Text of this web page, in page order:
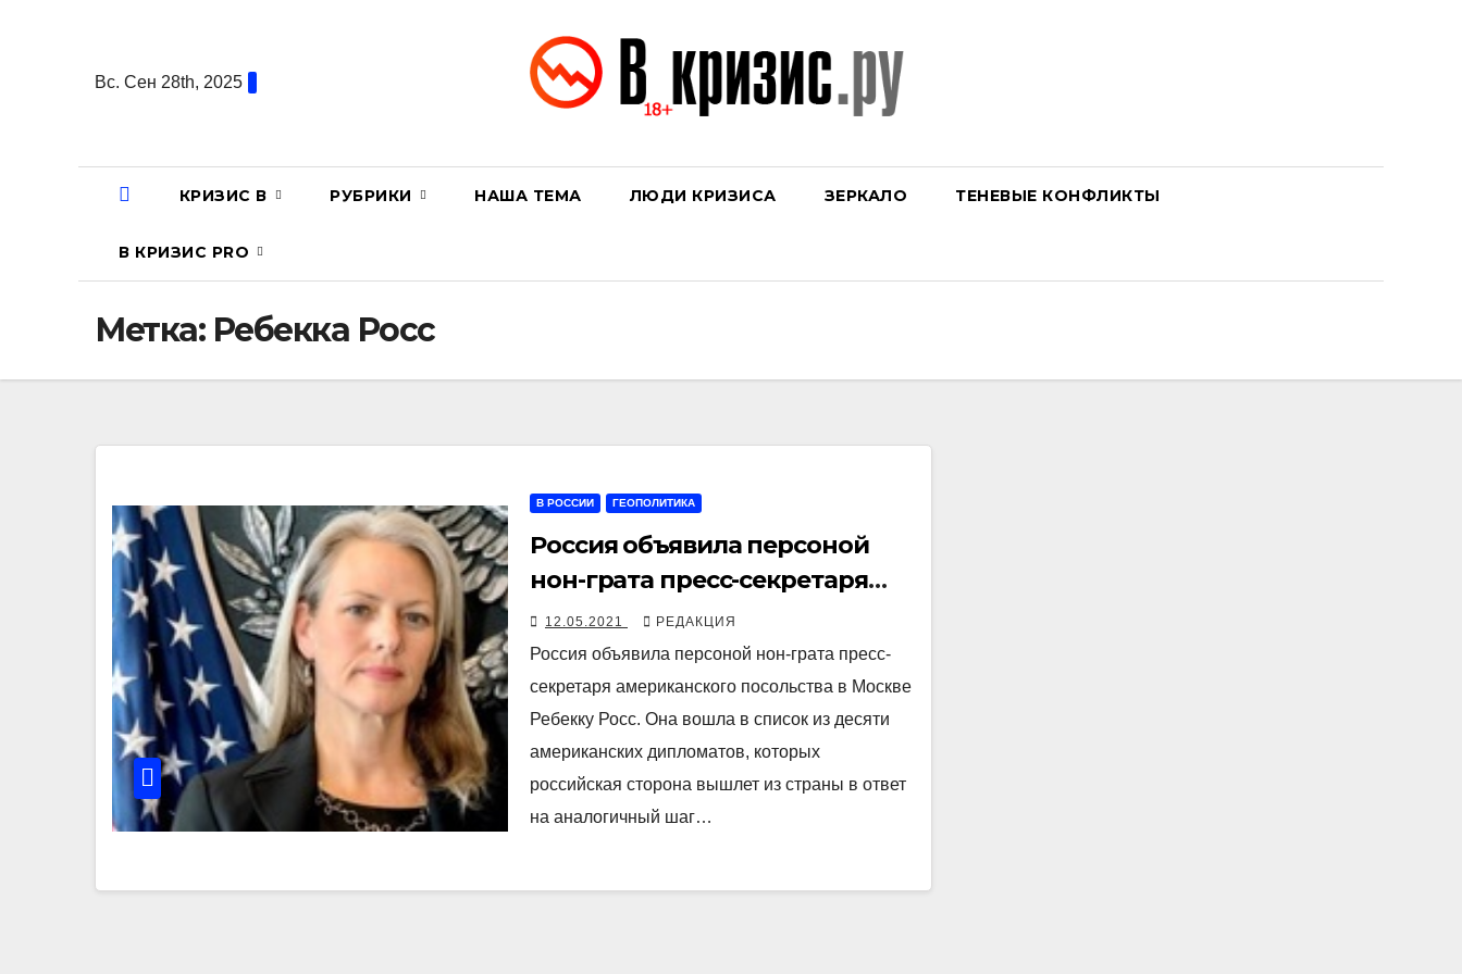
содержаниюВс. Сен 28th, 2025
КРИЗИС В РУБРИКИ НАША ТЕМА ЛЮДИ КРИЗИСА ЗЕРКАЛО ТЕНЕВЫЕ КОНФЛИКТЫ
В КРИЗИС PRO
Метка: Ребекка Росс
В РОССИИ ГЕОПОЛИТИКА
Россия объявила персоной
нон-грата пресс-секретаря
посольства США в Москве
12.05.2021 РЕДАКЦИЯ
Россия объявила персоной нон-грата пресс-
секретаря американского посольства в Москве
Ребекку Росс. Она вошла в список из десяти
американских дипломатов, которых
российская сторона вышлет из страны в ответ
на аналогичный шаг…